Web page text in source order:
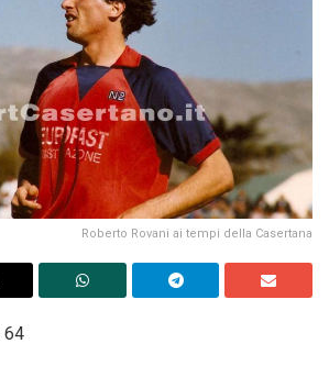
Roberto Rovani ai tempi della Casertana
64